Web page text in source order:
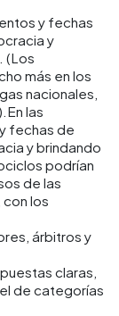
y fechas
y
(Los
más en los
nacionales,
En las
fechas de
y brindando
podrían
de las
los
árbitros y
claras,
de categorías